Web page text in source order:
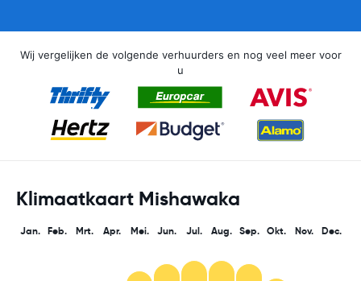
Wij vergelijken de volgende verhuurders en nog veel meer voor
u
Klimaatkaart Mishawaka
Jan. Feb. Mrt. Apr. Mei. Jun. Jul. Aug. Sep. Okt. Nov. Dec.